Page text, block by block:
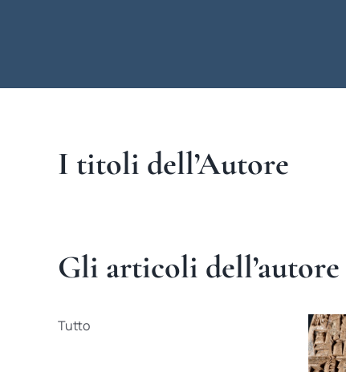
I titoli dell’Autore
Gli articoli dell’autore
Tutto